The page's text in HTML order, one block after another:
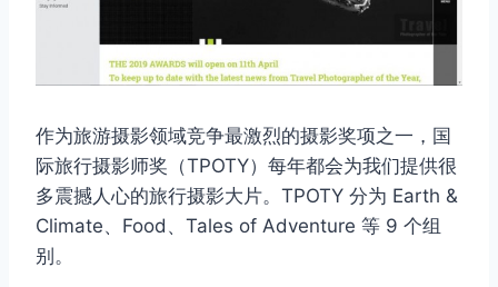
作为旅游摄影领域竞争最激烈的摄影奖项之一，国
际旅行摄影师奖（TPOTY）每年都会为我们提供很
多震撼人心的旅行摄影大片。TPOTY 分为 Earth &
Climate、Food、Tales of Adventure 等 9 个组
别。